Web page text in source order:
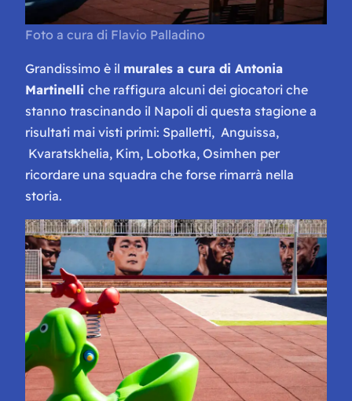
Foto a cura di Flavio Palladino
Grandissimo è il murales a cura di Antonia
Martinelli che raffigura alcuni dei giocatori che
stanno trascinando il Napoli di questa stagione a
risultati mai visti primi: Spalletti, Anguissa,
Kvaratskhelia, Kim, Lobotka, Osimhen per
ricordare una squadra che forse rimarrà nella
storia.